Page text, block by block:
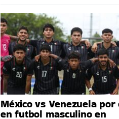
México vs Venezuela
en futbol masculino en